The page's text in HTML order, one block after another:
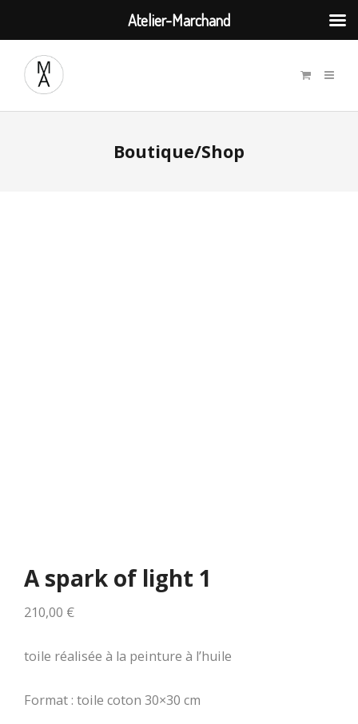
Boutique/Shop
A spark of light 1
210,00 €
toile réalisée à la peinture à l’huile
Format : toile coton 30×30 cm
Atelier-Marchand